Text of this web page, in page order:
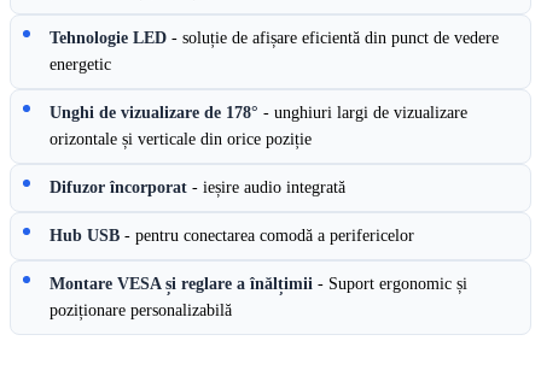
Tehnologie LED - soluție de afișare eficientă din punct de vedere
energetic
Unghi de vizualizare de 178° - unghiuri largi de vizualizare
orizontale și verticale din orice poziție
Difuzor încorporat - ieșire audio integrată
Hub USB - pentru conectarea comodă a perifericelor
Montare VESA și reglare a înălțimii - Suport ergonomic și
poziționare personalizabilă